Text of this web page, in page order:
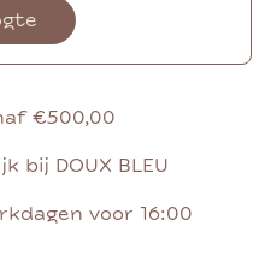
€500,00
bij DOUX BLEU
voor 16:00